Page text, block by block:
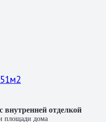
внутренней отделкой
площади дома